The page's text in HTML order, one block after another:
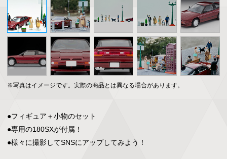
※写真はイメージです。実際の商品とは異なる場合があります。
●フィギュア＋小物のセット
●専用の180SXが付属！
●様々に撮影してSNSにアップしてみよう！